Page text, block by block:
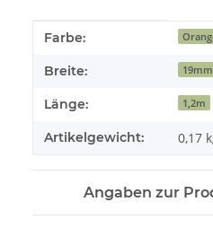
Produkteigenschaft
Wert
Farbe:
Breite: 19mm
Länge: 1,2m
Artikelgewicht: 0,17
Angaben zur